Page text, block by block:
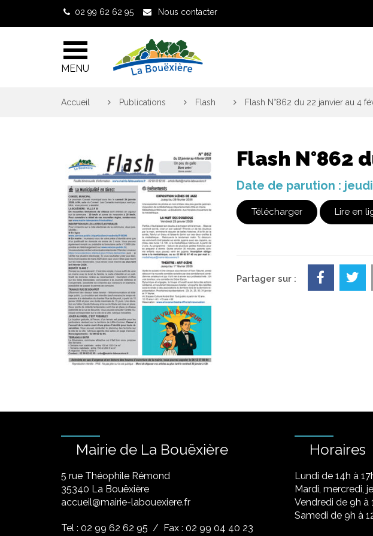
02 99 62 62 95 Nous contacter
MENU
Accueil Publications Flash Flash N°862 du 22 janvier au 4
Flash N°862
Date de parution :
Télécharger Lire en
Partager sur :
Mairie de La Bouëxière
5 rue Théophile Rémond
​35340 La Bouëxière
accueil@mairie-labouexiere.fr
Tel : 02 99 62 62 95 / Fax : 02 99 04 40 23
Horaires
Lundi de 14h à
Mardi, mercredi,
Vendredi de 9h à
Samedi de 9h à